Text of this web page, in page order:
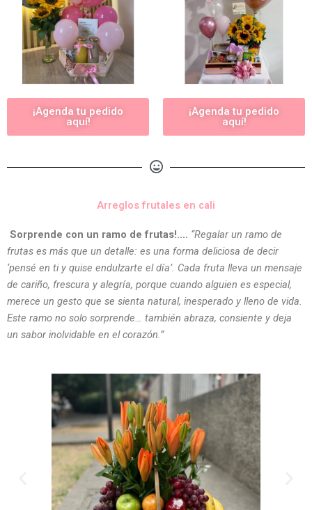
¡Agenda tu pedido
aquí!
¡Agenda tu pedido
aquí!
Arreglos frutales en cali
Sorprende con un ramo de frutas!…. “Regalar un ramo de
frutas es más que un detalle: es una forma deliciosa de decir
‘pensé en ti y quise endulzarte el día’. Cada fruta lleva un mensaje
de cariño, frescura y alegría, porque cuando alguien es especial,
merece un gesto que se sienta natural, inesperado y lleno de vida.
Este ramo no solo sorprende… también abraza, consiente y deja
un sabor inolvidable en el corazón.”